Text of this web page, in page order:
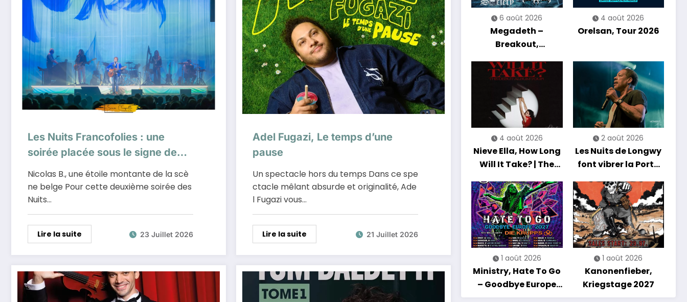
Les Nuits Francofolies : une
soirée placée sous le signe de
l’émotion avec Nicolas B. et
Laurent Voulzy
Nicolas B., une étoile montante de la scè
ne belge Pour cette deuxième soirée des
Nuits…
Lire la suite 23 Juillet 2026
Adel Fugazi, Le temps d’une
pause
Un spectacle hors du temps Dans ce spe
ctacle mêlant absurde et originalité, Ade
l Fugazi vous…
Lire la suite 21 Juillet 2026
6 août 2026
Megadeth –
Breakout,
Nations Europe Tour
2027
4 août 2026
Orelsan, Tour 2026
4 août 2026
Nieve Ella, How Long
Will It Take? | The
2 août 2026
Les Nuits de Longwy
font vibrer la Porte
soirée entre
découvertes et
énergie reggae
1 août 2026
Ministry, Hate To Go
– Goodbye Europe
2027
1 août 2026
Kanonenfieber,
Kriegstage 2027